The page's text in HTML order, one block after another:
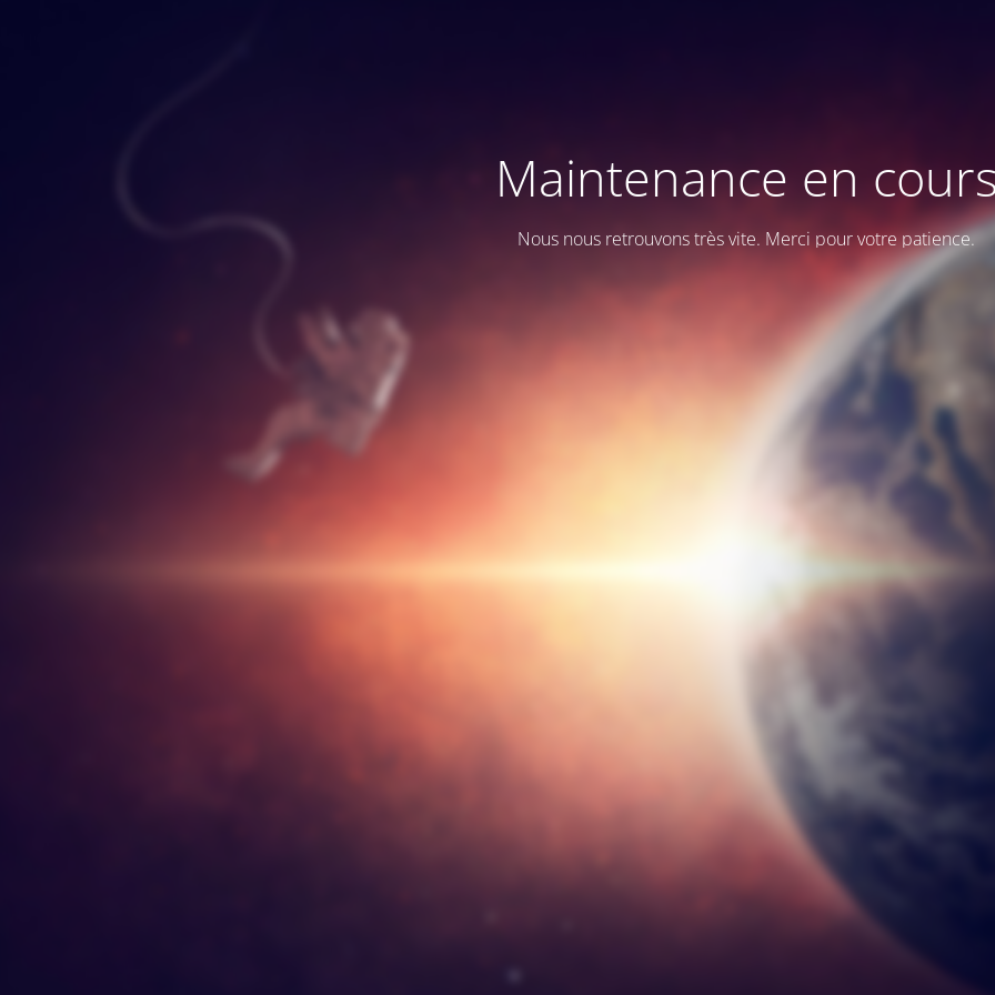
Maintenance en
Nous nous retrouvons très vite. Merci pour votre patience.